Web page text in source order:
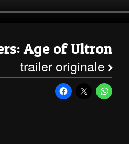
Age of Ultron
trailer originale